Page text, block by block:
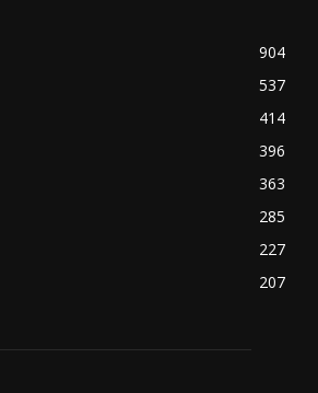
904
537
414
396
363
285
227
207